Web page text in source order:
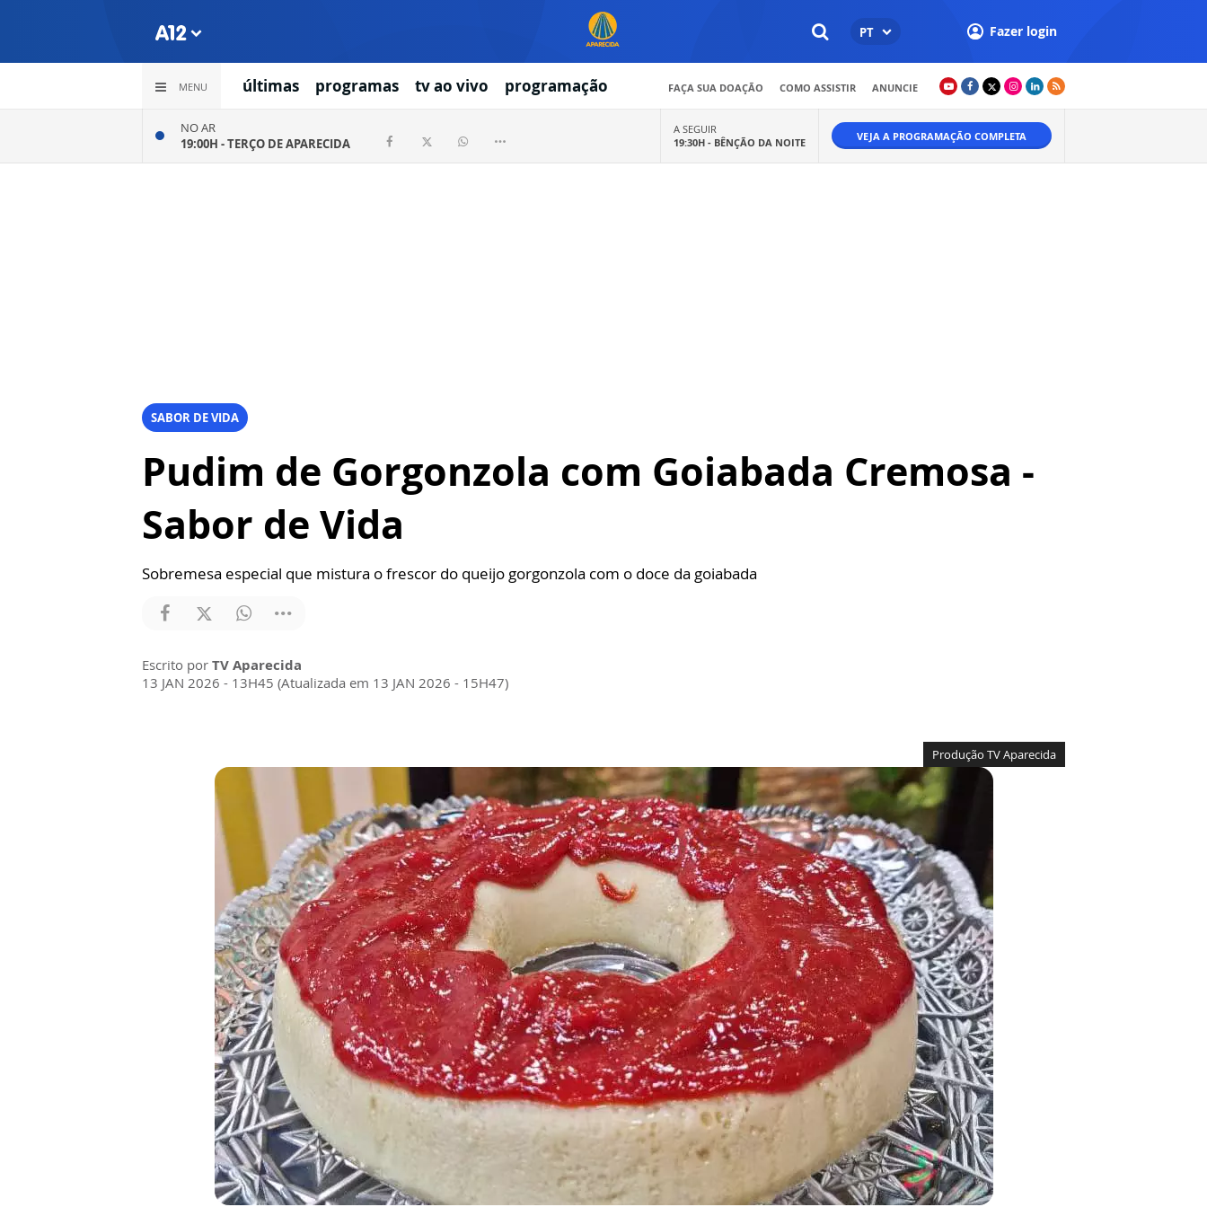
PT Fazer login
MENU últimas programas tv ao vivo programação FAÇA SUA DOAÇÃO COMO ASSISTIR ANUNCIE
NO AR
19:00H -TERÇO DE APARECIDA
A SEGUIR
19:30H - BÊNÇÃO DA NOITE VEJA A PROGRAMAÇÃO COMPLETA
SABOR DE VIDA
Pudim de Gorgonzola com Goiabada Cremosa -
Sabor de Vida
Sobremesa especial que mistura o frescor do queijo gorgonzola com o doce da goiabada
Escrito por TV Aparecida
13 JAN 2026 - 13H45 (Atualizada em 13 JAN 2026 - 15H47)
Produção TV Aparecida